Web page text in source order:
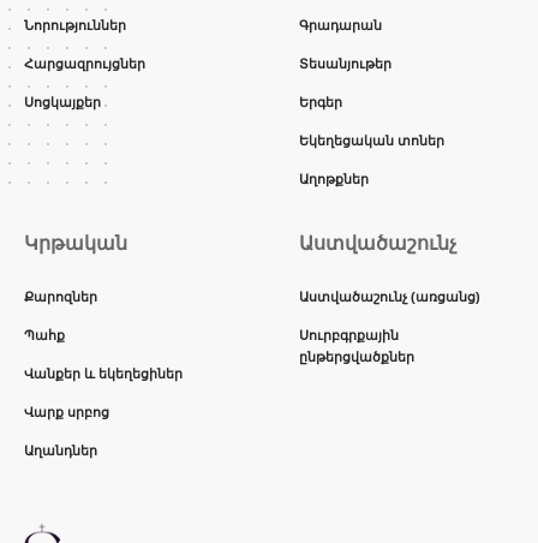
Նորություններ
Հարցազրույցներ
Սոցկայքեր
Գրադարան
Տեսանյութեր
Երգեր
Եկեղեցական տոներ
Աղոթքներ
Կրթական
Քարոզներ
Պահք
Վանքեր և եկեղեցիներ
Վարք սրբոց
Աղանդներ
Աստվածաշունչ
Աստվածաշունչ (առցանց)
Սուրբգրքային
ընթերցվածքներ